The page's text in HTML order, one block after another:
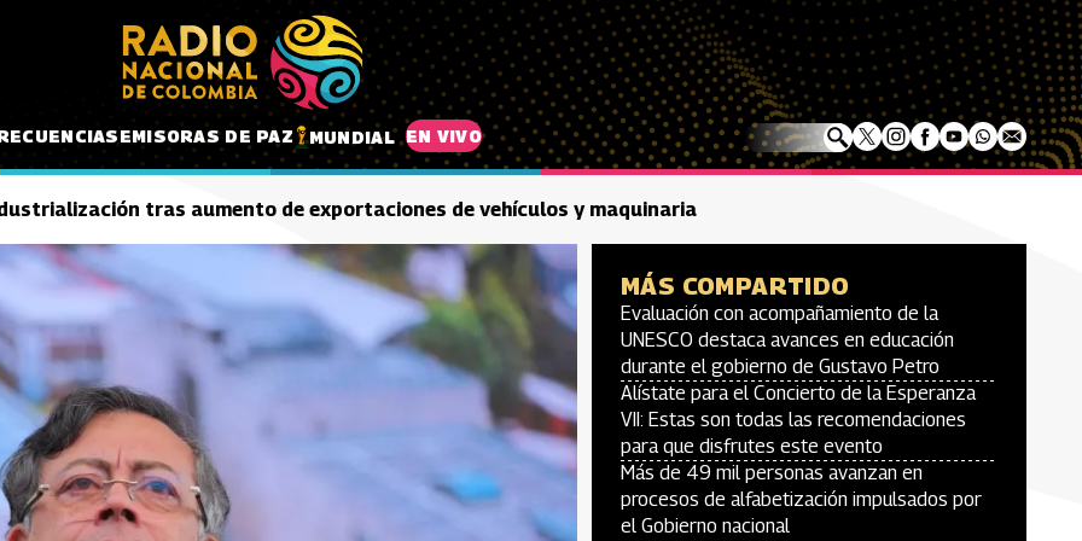
EMISORAS DE PAZ MUNDIAL EN VIVO
tras aumento de exportaciones de vehículos y maquinaria
MÁS COMPARTIDO
Evaluación con acompañamiento de la
UNESCO destaca avances en educación
durante el gobierno de Gustavo Petro
Alístate para el Concierto de la Esperanza
VII: Estas son todas las recomendaciones
para que disfrutes este evento
Más de 49 mil personas avanzan en
procesos de alfabetización impulsados por
el Gobierno nacional